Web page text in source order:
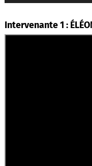
Intervenante 1 :